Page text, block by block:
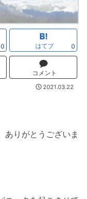
0 はてブ 0
コメント
2021.03.22
ありがとうございま